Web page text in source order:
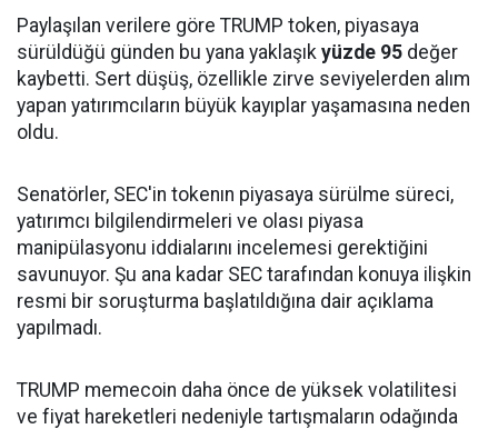
Paylaşılan verilere göre TRUMP token, piyasaya
sürüldüğü günden bu yana yaklaşık yüzde 95 değer
kaybetti. Sert düşüş, özellikle zirve seviyelerden alım
yapan yatırımcıların büyük kayıplar yaşamasına neden
oldu.
Senatörler, SEC'in tokenın piyasaya sürülme süreci,
yatırımcı bilgilendirmeleri ve olası piyasa
manipülasyonu iddialarını incelemesi gerektiğini
savunuyor. Şu ana kadar SEC tarafından konuya ilişkin
resmi bir soruşturma başlatıldığına dair açıklama
yapılmadı.
TRUMP memecoin daha önce de yüksek volatilitesi
ve fiyat hareketleri nedeniyle tartışmaların odağında